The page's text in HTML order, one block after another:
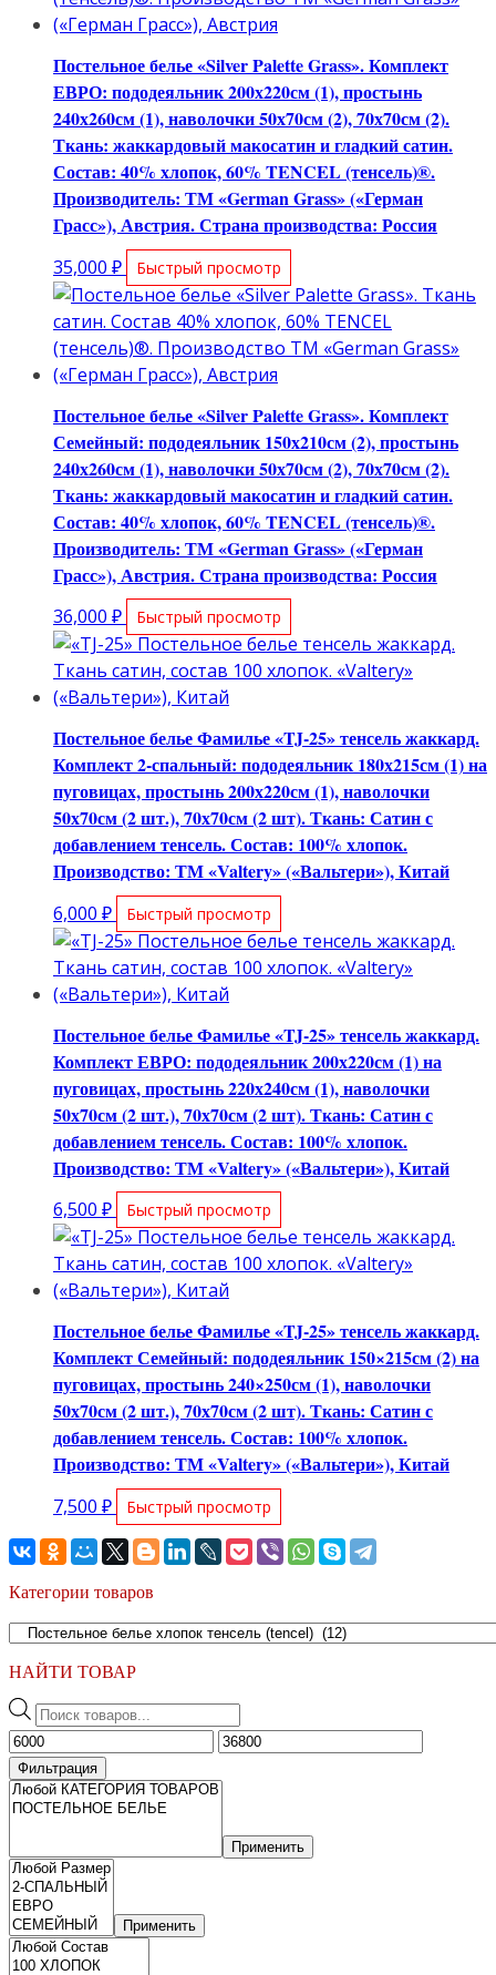
Постельное белье «Silver Palette Grass». Комплект
ЕВРО: пододеяльник 200х220см (1), простынь
240х260см (1), наволочки 50х70см (2), 70х70см (2).
Ткань: жаккардовый макосатин и гладкий сатин.
Состав: 40% хлопок, 60% TENCEL (тенсель)®.
Производитель: ТМ «German Grass» («Герман
Грасс»), Австрия. Страна производства: Россия
35,000 ₽ Быстрый просмотр
Постельное белье «Silver Palette Grass». Комплект
Семейный: пододеяльник 150х210см (2), простынь
240х260см (1), наволочки 50х70см (2), 70х70см (2).
Ткань: жаккардовый макосатин и гладкий сатин.
Состав: 40% хлопок, 60% TENCEL (тенсель)®.
Производитель: ТМ «German Grass» («Герман
Грасс»), Австрия. Страна производства: Россия
36,000 ₽ Быстрый просмотр
Постельное белье Фамилье «TJ-25» тенсель жаккард.
Комплект 2-спальный: пододеяльник 180х215см (1) на
пуговицах, простынь 200х220см (1), наволочки
50х70см (2 шт.), 70х70см (2 шт). Ткань: Сатин с
добавлением тенсель. Состав: 100% хлопок.
Производство: ТМ «Valtery» («Вальтери»), Китай
6,000 ₽ Быстрый просмотр
Постельное белье Фамилье «TJ-25» тенсель жаккард.
Комплект ЕВРО: пододеяльник 200х220см (1) на
пуговицах, простынь 220х240см (1), наволочки
50х70см (2 шт.), 70х70см (2 шт). Ткань: Сатин с
добавлением тенсель. Состав: 100% хлопок.
Производство: ТМ «Valtery» («Вальтери»), Китай
6,500 ₽ Быстрый просмотр
Постельное белье Фамилье «TJ-25» тенсель жаккард.
Комплект Семейный: пододеяльник 150×215см (2) на
пуговицах, простынь 240×250см (1), наволочки
50х70см (2 шт.), 70х70см (2 шт). Ткань: Сатин с
добавлением тенсель. Состав: 100% хлопок.
Производство: ТМ «Valtery» («Вальтери»), Китай
7,500 ₽ Быстрый просмотр
Категории товаров
НАЙТИ ТОВАР
Поиск
товаров
Минимальная
цена
Максимальная
Фильтрация
Применить
Применить